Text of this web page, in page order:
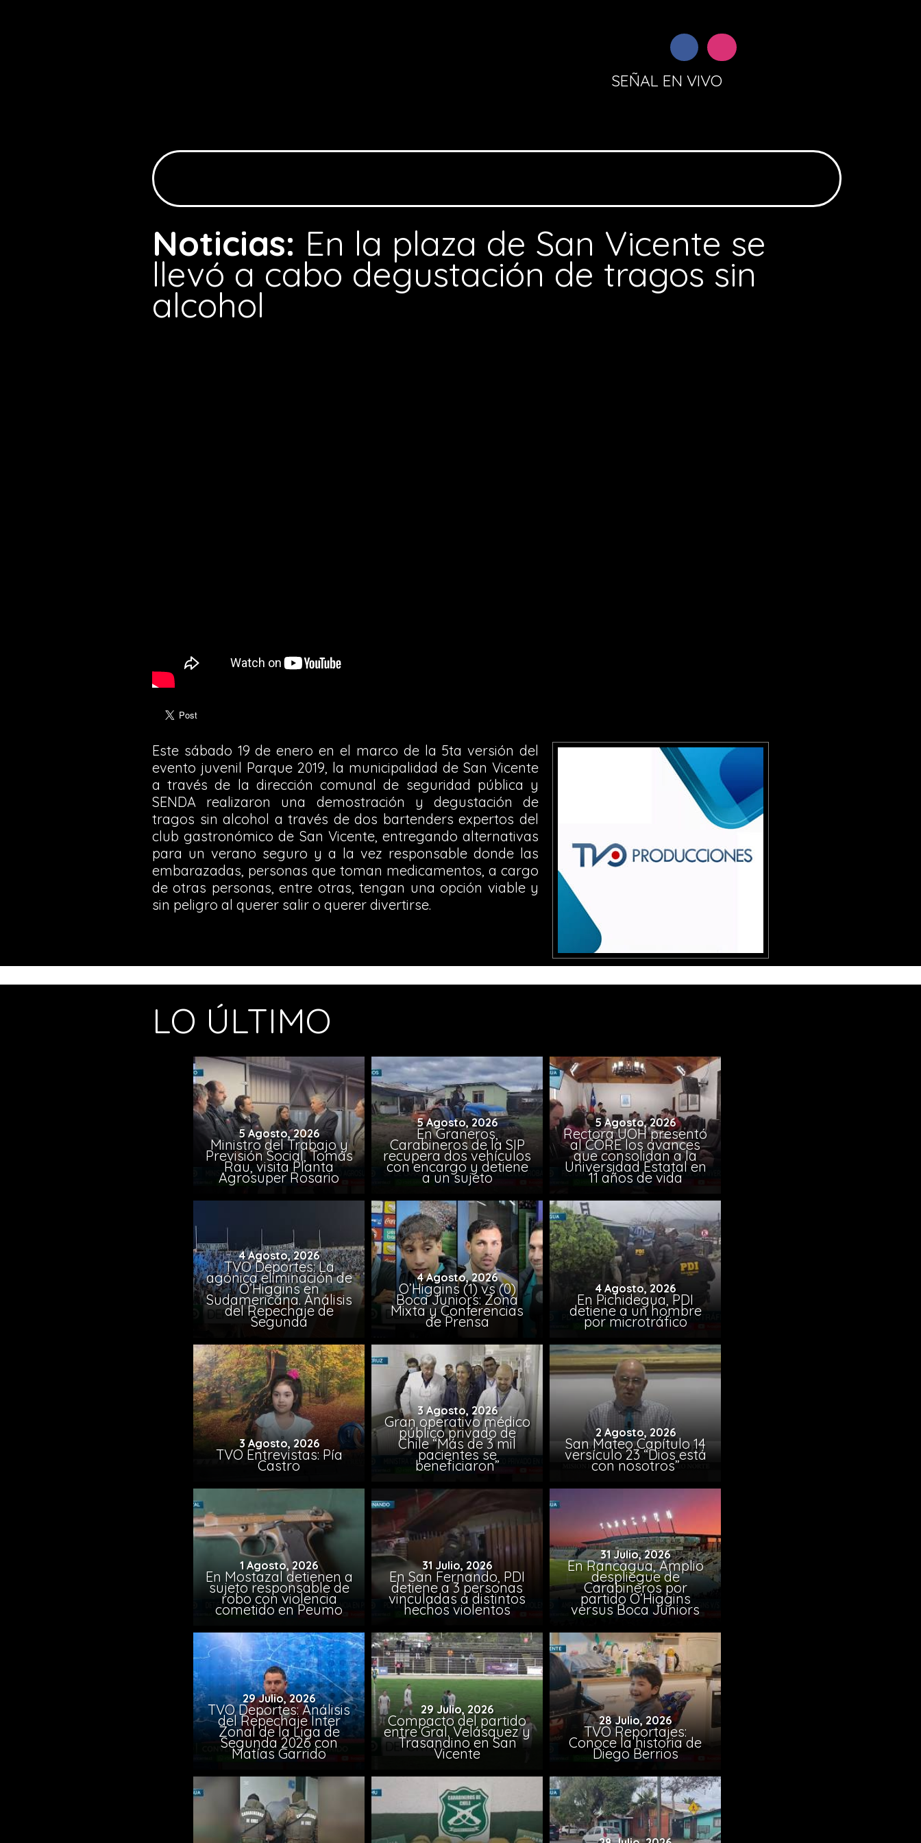
SEÑAL EN VIVO
Noticias: En la plaza de San Vicente se
llevó a cabo degustación de tragos sin
alcohol
Este sábado 19 de enero en el marco de la 5ta versión del
evento juvenil Parque 2019, la municipalidad de San Vicente
a través de la dirección comunal de seguridad pública y
SENDA realizaron una demostración y degustación de
tragos sin alcohol a través de dos bartenders expertos del
club gastronómico de San Vicente, entregando alternativas
para un verano seguro y a la vez responsable donde las
embarazadas, personas que toman medicamentos, a cargo
de otras personas, entre otras, tengan una opción viable y
sin peligro al querer salir o querer divertirse.
LO ÚLTIMO
5 Agosto, 2026
Ministro del Trabajo y
Previsión Social, Tomás
Rau, visita Planta
Agrosuper Rosario
5 Agosto, 2026
En Graneros,
Carabineros de la SIP
recupera dos vehículos
con encargo y detiene
a un sujeto
5 Agosto, 2026
Rectora UOH presentó
al CORE los avances
que consolidan a la
Universidad Estatal en
11 años de vida
4 Agosto, 2026
TVO Deportes: La
agónica eliminación de
O’Higgins en
Sudamericana. Análisis
del Repechaje de
Segunda
4 Agosto, 2026
O’Higgins (1) vs (0)
Boca Juniors: Zona
Mixta y Conferencias
de Prensa
4 Agosto, 2026
En Pichidegua, PDI
detiene a un hombre
por microtráfico
3 Agosto, 2026
TVO Entrevistas: Pía
Castro
3 Agosto, 2026
Gran operativo médico
público privado de
Chile “Más de 3 mil
pacientes se
beneficiaron”
2 Agosto, 2026
San Mateo Capítulo 14
versículo 23 “Dios está
con nosotros”
1 Agosto, 2026
En Mostazal detienen a
sujeto responsable de
robo con violencia
cometido en Peumo
31 Julio, 2026
En San Fernando, PDI
detiene a 3 personas
vinculadas a distintos
hechos violentos
31 Julio, 2026
En Rancagua, Amplio
despliegue de
Carabineros por
partido O’Higgins
versus Boca Juniors
29 Julio, 2026
TVO Deportes: Análisis
del Repechaje Inter
Zonal de la Liga de
Segunda 2026 con
Matías Garrido
29 Julio, 2026
Compacto del partido
entre Gral. Velásquez y
Trasandino en San
Vicente
28 Julio, 2026
TVO Reportajes:
Conoce la historia de
Diego Berrios